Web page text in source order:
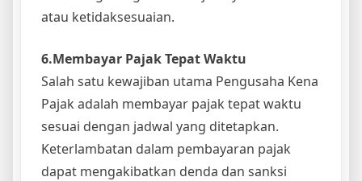
atau ketidaksesuaian.
6.Membayar Pajak Tepat Waktu
Salah satu kewajiban utama Pengusaha Kena
Pajak adalah membayar pajak tepat waktu
sesuai dengan jadwal yang ditetapkan.
Keterlambatan dalam pembayaran pajak
dapat mengakibatkan denda dan sanksi